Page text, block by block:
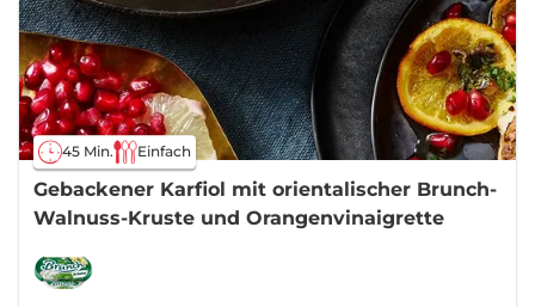
45 Min. Einfach
Gebackener Karfiol mit orientalischer Brunch-
Walnuss-Kruste und Orangenvinaigrette